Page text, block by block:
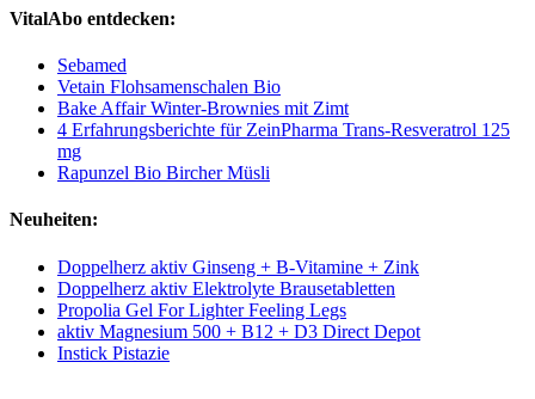
VitalAbo entdecken:
Sebamed
Vetain Flohsamenschalen Bio
Bake Affair Winter-Brownies mit Zimt
4 Erfahrungsberichte für ZeinPharma Trans-Resveratrol 125
mg
Rapunzel Bio Bircher Müsli
Neuheiten:
Doppelherz aktiv Ginseng + B-Vitamine + Zink
Doppelherz aktiv Elektrolyte Brausetabletten
Propolia Gel For Lighter Feeling Legs
aktiv Magnesium 500 + B12 + D3 Direct Depot
Instick Pistazie